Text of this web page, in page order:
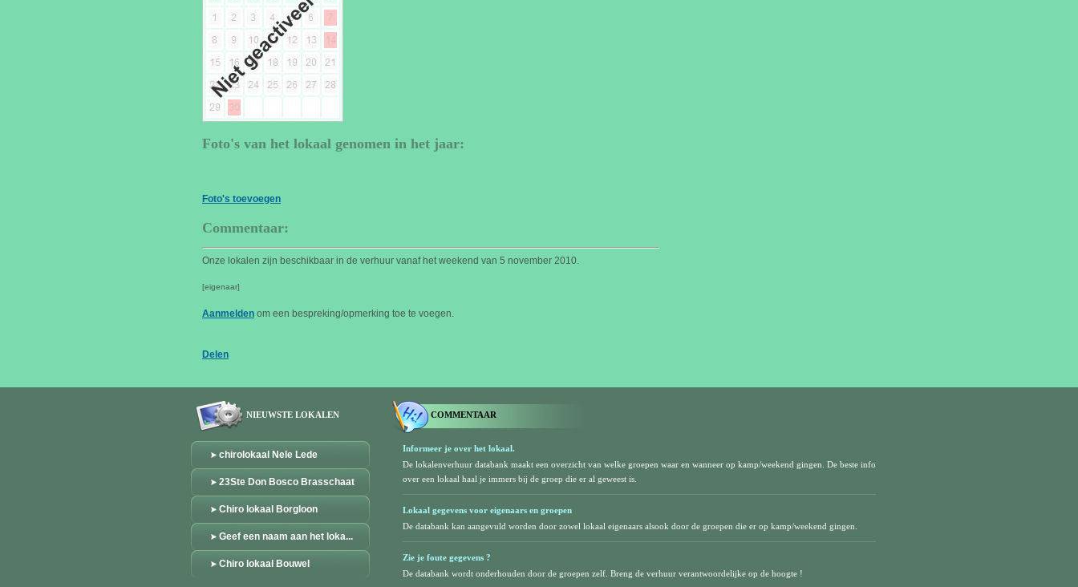
Foto's van het lokaal genomen in het jaar:
Foto's toevoegen
Commentaar:
Onze lokalen zijn beschikbaar in de verhuur vanaf het weekend van 5 november 2010.
[eigenaar]
Aanmelden om een bespreking/opmerking toe te voegen.
Delen
NIEUWSTE LOKALEN
chirolokaal Nele Lede
23Ste Don Bosco Brasschaat
Chiro lokaal Borgloon
Geef een naam aan het loka...
Chiro lokaal Bouwel
COMMENTAAR
Informeer je over het lokaal.
De lokalenverhuur databank maakt een overzicht van welke groepen waar en wanneer op kamp/weekend gingen. De beste info
over een lokaal haal je immers bij de groep die er al geweest is.
Lokaal gegevens voor eigenaars en groepen
De databank kan aangevuld worden door zowel lokaal eigenaars alsook door de groepen die er op kamp/weekend gingen.
Zie je foute gegevens ?
De databank wordt onderhouden door de groepen zelf. Breng de verhuur verantwoordelijke op de hoogte !